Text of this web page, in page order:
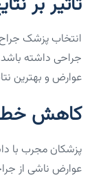
انتخاب پزشک جراح
جراحی داشته
عوارض و بهترین
کاهش
پزشکان مجرب با
عوارض ناشی از